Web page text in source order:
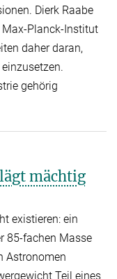
Dierk Raabe
Planck-Institut
daher daran,
gehörig
mächtig
existieren: ein
85-fachen Masse
Astronomen
Teil eines